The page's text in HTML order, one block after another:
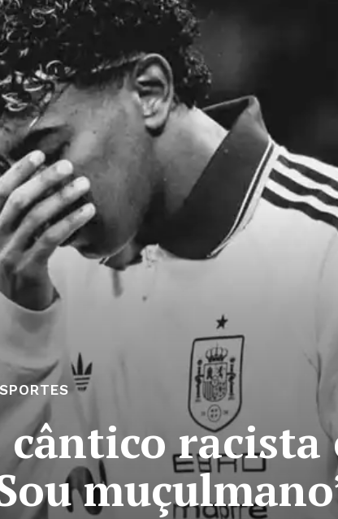
racista